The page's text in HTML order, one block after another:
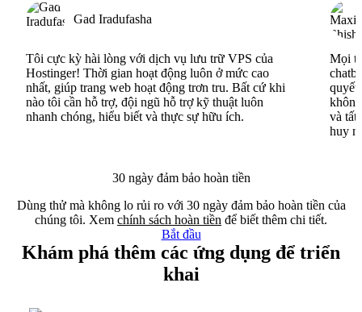
Gad Iradufasha
Tôi cực kỳ hài lòng với dịch vụ lưu trữ VPS của
Hostinger! Thời gian hoạt động luôn ở mức cao
nhất, giúp trang web hoạt động trơn tru. Bất cứ khi
nào tôi cần hỗ trợ, đội ngũ hỗ trợ kỹ thuật luôn
nhanh chóng, hiểu biết và thực sự hữu ích.
Mọi
quyết
và tất
huy
30 ngày đảm bảo hoàn tiền
Dùng thử mà không lo rủi ro với 30 ngày đảm bảo hoàn tiền của
chúng tôi. Xem chính sách hoàn tiền để biết thêm chi tiết.
Bắt đầu
Khám phá thêm các ứng dụng để triển
khai